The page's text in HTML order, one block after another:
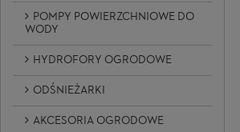
POMPY POWIERZCHNIOWE DO
WODY
HYDROFORY OGRODOWE
ODŚNIEŻARKI
AKCESORIA OGRODOWE